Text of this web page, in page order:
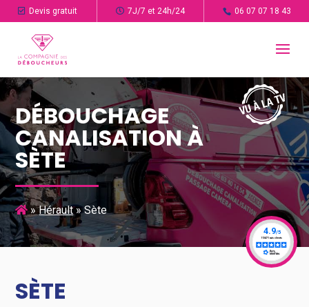
Devis gratuit 7J/7 et 24h/24 06 07 07 18 43
DÉBOUCHAGE
CANALISATION À
SÈTE
»Hérault»Sète
SÈTE